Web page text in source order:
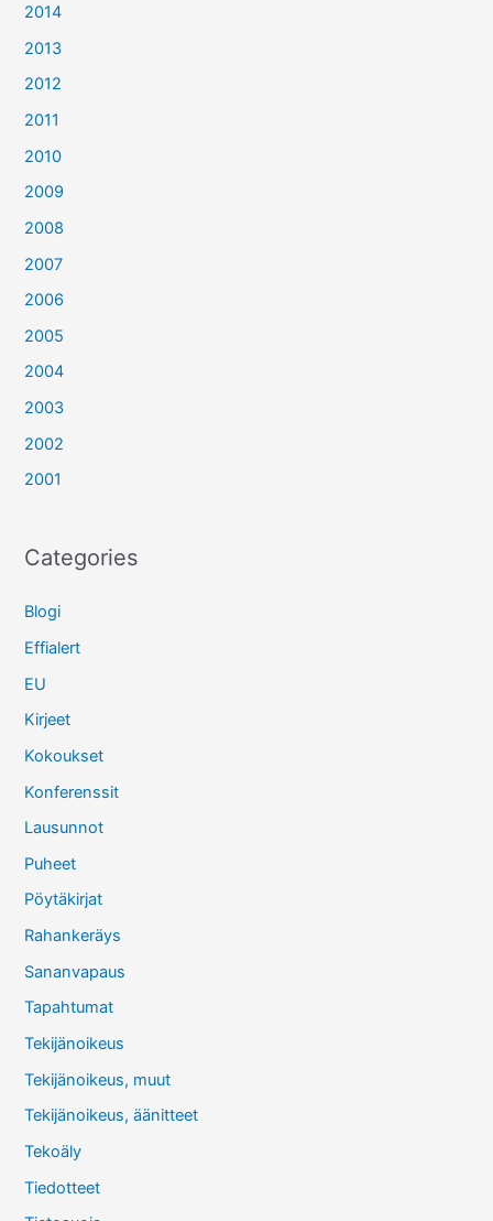
2014
2013
2012
2011
2010
2009
2008
2007
2006
2005
2004
2003
2002
2001
Categories
Blogi
Effialert
EU
Kirjeet
Kokoukset
Konferenssit
Lausunnot
Puheet
Pöytäkirjat
Rahankeräys
Sananvapaus
Tapahtumat
Tekijänoikeus
Tekijänoikeus, muut
Tekijänoikeus, äänitteet
Tekoäly
Tiedotteet